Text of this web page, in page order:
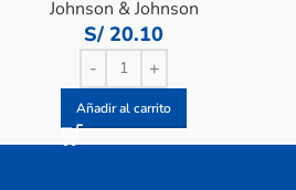
Johnson & Johnson
S/ 20.10
Añadir al carrito